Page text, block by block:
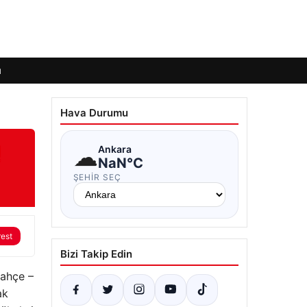
–
Hava Durumu
☁Ankara
NaN°C
ŞEHIR SEÇ
Bizi Takip Edin